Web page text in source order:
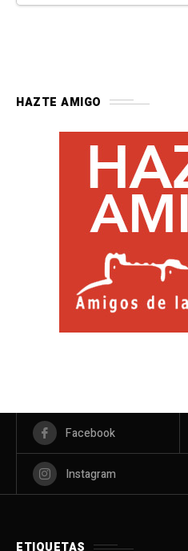
HAZTE AMIGO
Facebook
Instagram
ETIQUETAS